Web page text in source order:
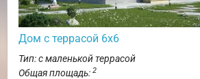
Дом с террасой 6х6
Тип: с маленькой террасой
Общая площадь: 2